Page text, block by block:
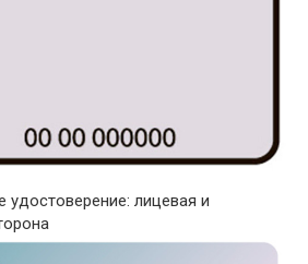
удостоверение: лицевая и